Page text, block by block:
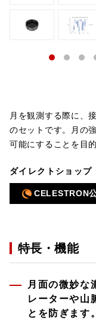
月を観測する際に、
のセットです。月の
可能にすることを目
ダイレクトショップ
CELESTRON
特長・機能
月面の微妙な
レーターや山
とを防ぎます。